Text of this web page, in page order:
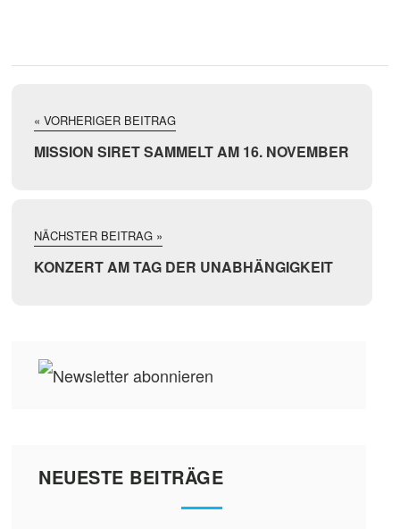
« VORHERIGER BEITRAG
MISSION SIRET SAMMELT AM 16. NOVEMBER
NÄCHSTER BEITRAG »
KONZERT AM TAG DER UNABHÄNGIGKEIT
NEUESTE BEITRÄGE